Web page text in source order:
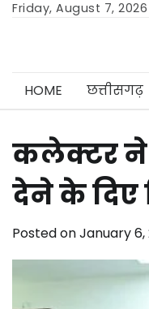
SkipFriday, August 7, 2026
HOME छत्तीसगढ़
कलेक्टर ने
देने के दिए
Posted onJanuary 6,